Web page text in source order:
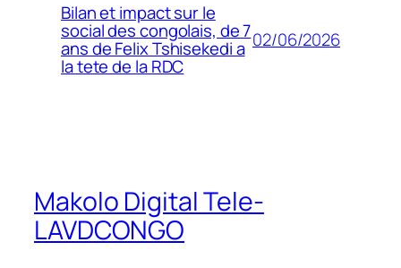
Bilan et impact sur le
social des congolais, de 7
ans de Felix Tshisekedi a
la tete de la RDC
02/06/2026
Makolo Digital Tele-
LAVDCONGO